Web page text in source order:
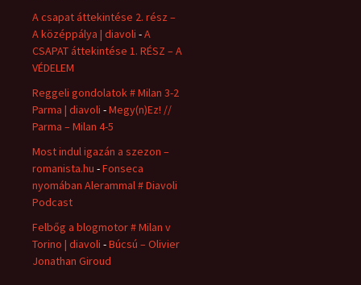
A csapat áttekintése 2. rész –
A középpálya | diavoli -A
CSAPAT áttekintése 1. RÉSZ – A
VÉDELEM
Reggeli gondolatok # Milan 3-2
Parma | diavoli -Megy(n)Ez! //
Parma – Milan 4-5
Most indul igazán a szezon –
romanista.hu -Fonseca
nyomában Alerammal # Diavoli
Podcast
Felbőg a blogmotor # Milan v
Torino | diavoli -Búcsú – Olivier
Jonathan Giroud